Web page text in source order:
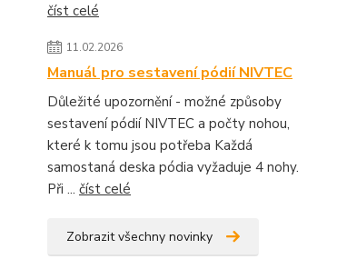
číst celé
11.02.2026
Manuál pro sestavení pódií NIVTEC
Důležité upozornění - možné způsoby
sestavení pódií NIVTEC a počty nohou,
které k tomu jsou potřeba Každá
samostaná deska pódia vyžaduje 4 nohy.
Při ... číst celé
Zobrazit všechny novinky